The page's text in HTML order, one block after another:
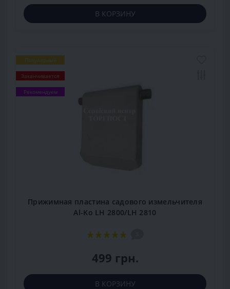
В КОРЗИНУ
Популярный
Заканчивается
Рекомендуем
Прижимная пластина садового измельчителя
Al-Ko LH 2800/LH 2810
499 грн.
В КОРЗИНУ